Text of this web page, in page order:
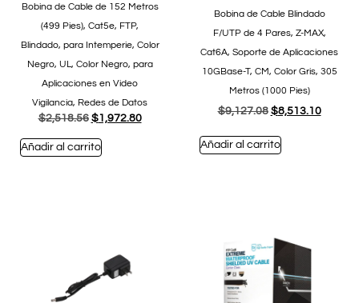
Bobina de Cable de 152 Metros
(499 Pies), Cat5e, FTP,
Blindado, para Intemperie, Color
Negro, UL, Color Negro, para
Aplicaciones en Video
Vigilancia, Redes de Datos
$2,518.56 $1,972.80
Añadir al carrito
Bobina de Cable Blindado
F/UTP de 4 Pares, Z-MAX,
Cat6A, Soporte de Aplicaciones
10GBase-T, CM, Color Gris, 305
Metros (1000 Pies)
$9,127.08 $8,513.10
Añadir al carrito